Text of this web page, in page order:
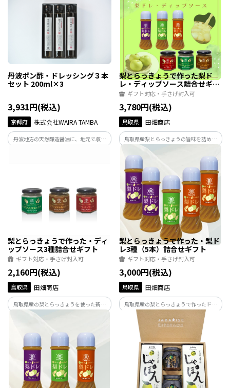
丹波ポン酢・ドレッシング３本
セット 200ml×3
3,931円(税込)
京都府 株式会社WAIRA TAMBA
丹波地方の天然醸造醤油に、地元で収穫
梨とらっきょうで作った梨ド
レ・ディップソース詰合せギフ
ト ギフト対応・手さげ封入可
3,780円(税込)
鳥取県 田畑商店
鳥取県産梨とらっきょうの旨味を詰め込
んだドレッシング＆ディップ各3種の贅沢
ギフト。専用BOXで華やかにお届け。
梨とらっきょうで作った・ディ
ップソース3種詰合せギフト
ギフト対応・手さげ封入可
2,160円(税込)
鳥取県 田畑商店
鳥取県産の梨とらっきょうを使った新感
覚『ディップソース』。らっきょうの食
感と梨の旨味が楽しめる3種の味で和洋多
彩な料理を華やかに。専用ギフトボック
スに入れてお届けします。
梨とらっきょうで作った・梨ド
レ3種（5本）詰合せギフト
ギフト対応・手さげ封入可
3,000円(税込)
鳥取県 田畑商店
鳥取県産の梨とらっきょうで作ったドレ
ッシング！梨の甘み×らっきょうの旨味
がコラボした鳥取生まれの万能「梨ド
レ」で、和洋問わず食卓を華やかに。専
用ギフトBOXに入れてお届けします。